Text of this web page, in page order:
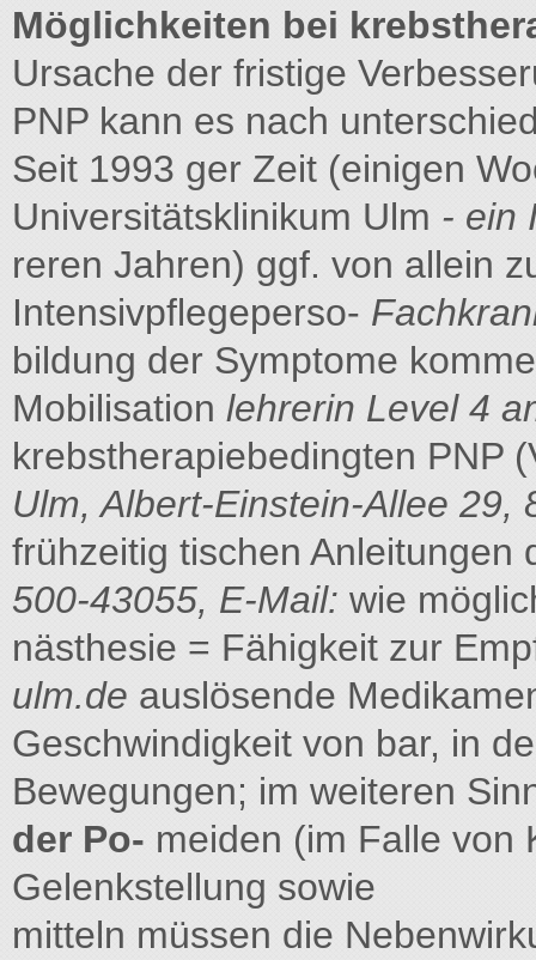
Möglichkeiten bei
Ursache der fristige
PNP kann es nach
Seit 1993 ger Zeit (einigen
Universitätsklinikum Ulm - ein
reren Jahren) ggf. von allein
Intensivpflegeperso-
bildung der Symptome
Mobilisation lehrerin Level 4
krebstherapiebedingten PNP
Ulm, Albert-Einstein-Allee 29,
frühzeitig tischen
500-43055, E-Mail: wie
nästhesie = Fähigkeit zur
ulm.de auslösende
Geschwindigkeit von bar, in
Bewegungen; im weiteren
der Po- meiden (im Falle von
Gelenkstellung sowie
mitteln müssen die